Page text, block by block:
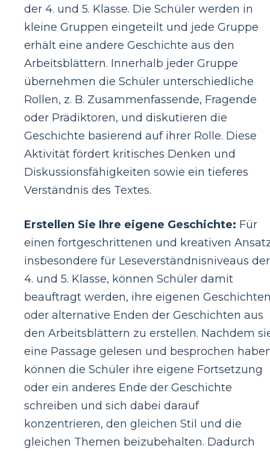
der 4. und 5. Klasse. Die Schüler werden in
kleine Gruppen eingeteilt und jede Gruppe
erhält eine andere Geschichte aus den
Arbeitsblättern. Innerhalb jeder Gruppe
übernehmen die Schüler unterschiedliche
Rollen, z. B. Zusammenfassende, Fragende
oder Prädiktoren, und diskutieren die
Geschichte basierend auf ihrer Rolle. Diese
Aktivität fördert kritisches Denken und
Diskussionsfähigkeiten sowie ein tieferes
Verständnis des Textes.
Erstellen Sie Ihre eigene Geschichte: Für
einen fortgeschrittenen und kreativen
insbesondere für Leseverständnisniveaus der
4. und 5. Klasse, können Schüler damit
beauftragt werden, ihre eigenen
oder alternative Enden der Geschichten aus
den Arbeitsblättern zu erstellen. Nachdem
eine Passage gelesen und besprochen
können die Schüler ihre eigene Fortsetzung
oder ein anderes Ende der Geschichte
schreiben und sich dabei darauf
konzentrieren, den gleichen Stil und die
gleichen Themen beizubehalten. Dadurch